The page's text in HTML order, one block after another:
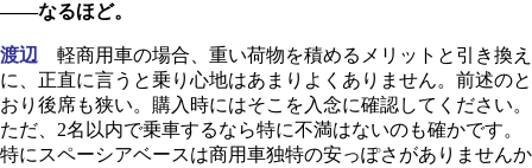
――なるほど。
渡辺 軽商用車の場合、重い荷物を積めるメリットと引き換え
に、正直に言うと乗り心地はあまりよくありません。前述のと
おり後席も狭い。購入時にはそこを入念に確認してください。
ただ、2名以内で乗車するなら特に不満はないのも確かです。
特にスペーシアベースは商用車独特の安っぽさがありませんか